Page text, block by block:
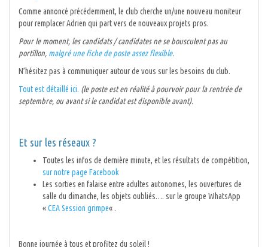
Comme annoncé précédemment, le club cherche un/une nouveau moniteur
pour remplacer Adrien qui part vers de nouveaux projets pros.
Pour le moment, les candidats / candidates ne se bousculent pas au
portillon, malgré une fiche de poste assez flexible.
N’hésitez pas à communiquer autour de vous sur les besoins du club.
Tout est détaillé ici. (le poste est en réalité à pourvoir pour la rentrée de
septembre, ou avant si le candidat est disponible avant).
Et sur les réseaux ?
Toutes les infos de dernière minute, et les résultats de compétition,
sur notre page Facebook
Les sorties en falaise entre adultes autonomes, les ouvertures de
salle du dimanche, les objets oubliés…. sur le groupe WhatsApp
«CEA Session grimpe« .
Bonne journée à tous et profitez du soleil !